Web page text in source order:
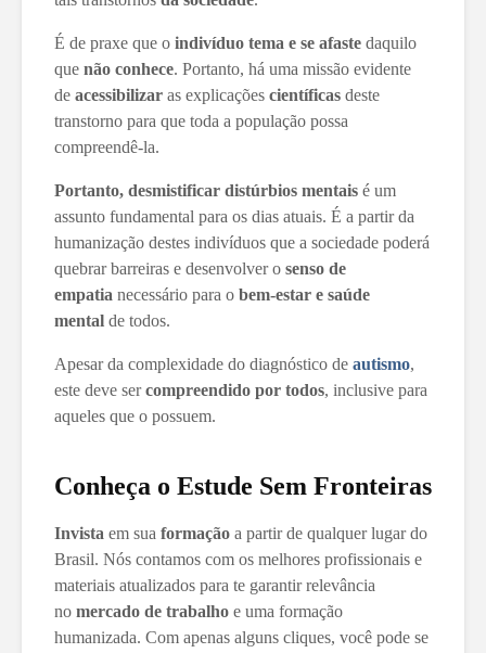
É de praxe que o indivíduo tema e se afaste daquilo
que não conhece. Portanto, há uma missão evidente
de acessibilizar as explicações científicas deste
transtorno para que toda a população possa
compreendê-la.
Portanto, desmistificar distúrbios mentais é um
assunto fundamental para os dias atuais. É a partir da
humanização destes indivíduos que a sociedade poderá
quebrar barreiras e desenvolver o senso de
empatia necessário para o bem-estar e saúde
mental de todos.
Apesar da complexidade do diagnóstico de autismo,
este deve sercompreendido por todos, inclusive para
aqueles que o possuem.
Conheça o Estude Sem Fronteiras
Invista em sua formação a partir de qualquer lugar do
Brasil. Nós contamos com os melhores profissionais e
materiais atualizados para te garantir relevância
no mercado de trabalho e uma formação
humanizada. Com apenas alguns cliques, você pode se